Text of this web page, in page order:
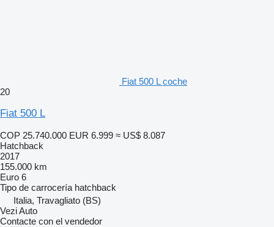
Fiat 500 L coche
20
Fiat 500 L
COP 25.740.000 EUR 6.999 ≈ US$ 8.087
Hatchback
2017
155.000 km
Euro 6
Tipo de carrocería hatchback
Italia, Travagliato (BS)
Vezi Auto
Contacte con el vendedor